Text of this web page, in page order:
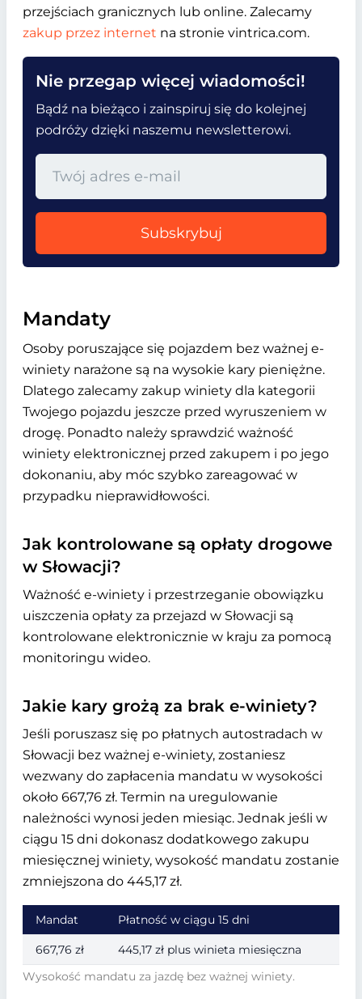
przejściach granicznych lub online. Zalecamy
zakup przez internet na stronie vintrica.com.
Nie przegap więcej wiadomości!
Bądź na bieżąco i zainspiruj się do kolejnej
podróży dzięki naszemu newsletterowi.
Subskrybuj
Mandaty
Osoby poruszające się pojazdem bez ważnej e-
winiety narażone są na wysokie kary pieniężne.
Dlatego zalecamy zakup winiety dla kategorii
Twojego pojazdu jeszcze przed wyruszeniem w
drogę. Ponadto należy sprawdzić ważność
winiety elektronicznej przed zakupem i po jego
dokonaniu, aby móc szybko zareagować w
przypadku nieprawidłowości.
Jak kontrolowane są opłaty drogowe
w Słowacji?
Ważność e-winiety i przestrzeganie obowiązku
uiszczenia opłaty za przejazd w Słowacji są
kontrolowane elektronicznie w kraju za pomocą
monitoringu wideo.
Jakie kary grożą za brak e-winiety?
Jeśli poruszasz się po płatnych autostradach w
Słowacji bez ważnej e-winiety, zostaniesz
wezwany do zapłacenia mandatu w wysokości
około 667,76 zł. Termin na uregulowanie
należności wynosi jeden miesiąc. Jednak jeśli w
ciągu 15 dni dokonasz dodatkowego zakupu
miesięcznej winiety, wysokość mandatu zostanie
zmniejszona do 445,17 zł.
Wysokość mandatu za jazdę bez ważnej winiety.
Mandat Płatność w ciągu 15 dni
667,76 zł 445,17 zł plus winieta miesięczna